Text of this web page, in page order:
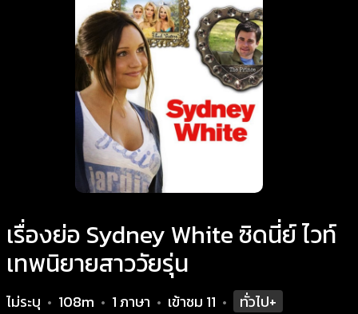
เรื่องย่อ Sydney White ซิดนี่ย์ ไวท์
เทพนิยายสาววัยรุ่น
ไม่ระบุ • 108m • 1 ภาษา • เข้าชม 11 • ทั่วไป+